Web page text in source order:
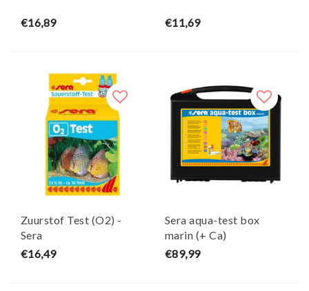
€16,89 €11,69
Zuurstof Test (O2) -
Sera
€16,49
Sera aqua-test box
marin (+ Ca)
€89,99